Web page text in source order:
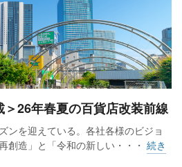
＞26年春夏の百貨店改装前線
ンを迎えている。各社各様のビジョ
創造」と「令和の新しい・・・ 続き